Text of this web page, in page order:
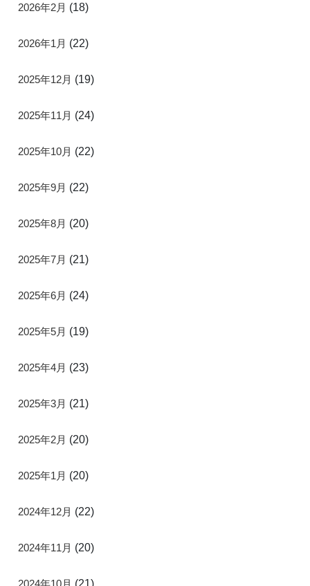
2026年2月 (18)
2026年1月 (22)
2025年12月 (19)
2025年11月 (24)
2025年10月 (22)
2025年9月 (22)
2025年8月 (20)
2025年7月 (21)
2025年6月 (24)
2025年5月 (19)
2025年4月 (23)
2025年3月 (21)
2025年2月 (20)
2025年1月 (20)
2024年12月 (22)
2024年11月 (20)